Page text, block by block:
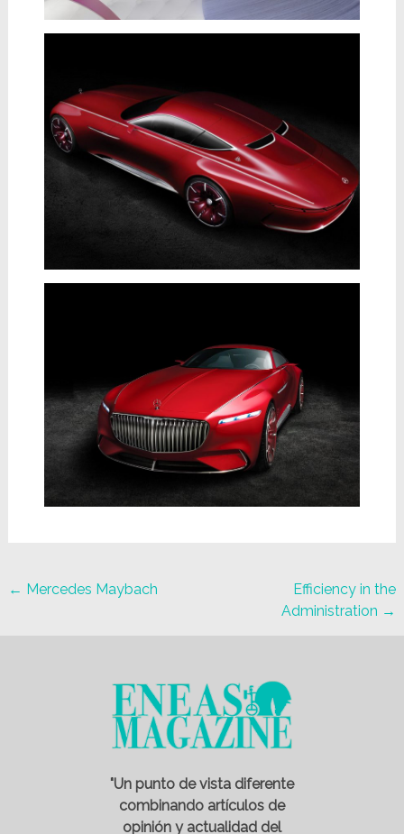
← Mercedes Maybach
Efficiency in the
Administration →
"Un punto de vista diferente
combinando artículos de
opinión y actualidad del